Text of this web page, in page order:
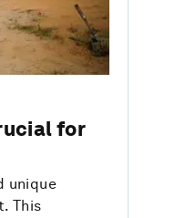
for
unique
This